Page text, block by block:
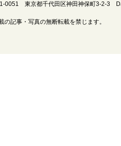
0051 東京都千代田区神田神保町3-2-3
記事・写真の無断転載を禁じます。